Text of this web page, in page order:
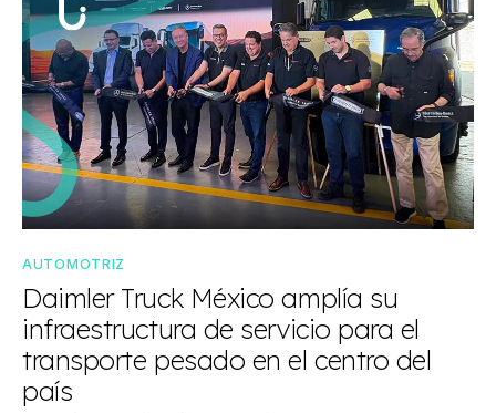
AUTOMOTRIZ
Daimler Truck México amplía su
infraestructura de servicio para el
transporte pesado en el centro del
país